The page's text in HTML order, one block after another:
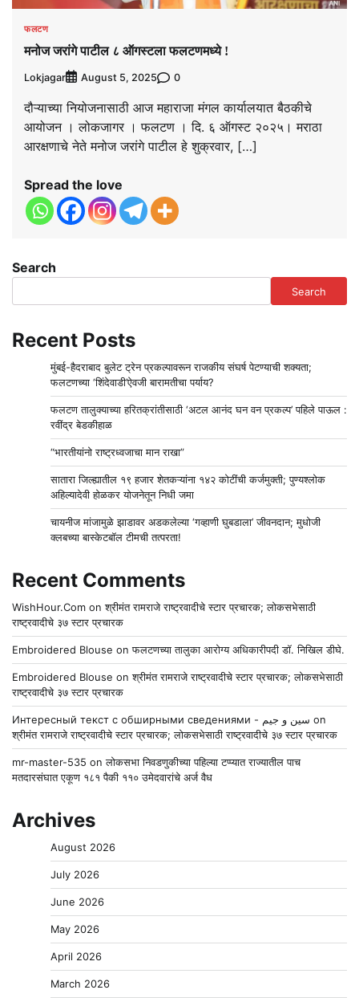
फलटण
मनोज जरांगे पाटील ८ ऑगस्टला फलटणमध्ये !
Lokjagar August 5, 2025 0
दौऱ्याच्या नियोजनासाठी आज महाराजा मंगल कार्यालयात बैठकीचे
आयोजन । लोकजागर । फलटण । दि. ६ ऑगस्ट २०२५। मराठा
आरक्षणाचे नेते मनोज जरांगे पाटील हे शुक्रवार, […]
Spread the love
Search
Search
Recent Posts
मुंबई-हैदराबाद बुलेट ट्रेन प्रकल्पावरून राजकीय संघर्ष पेटण्याची शक्यता;
फलटणच्या ‘शिंदेवाडी’ऐवजी बारामतीचा पर्याय?
फलटण तालुक्याच्या हरितक्रांतीसाठी ‘अटल आनंद घन वन प्रकल्प’ पहिले पाऊल :
रवींद्र बेडकीहाळ
“भारतीयांनो राष्ट्रध्वजाचा मान राखा”
सातारा जिल्ह्यातील १९ हजार शेतकऱ्यांना १४२ कोटींची कर्जमुक्ती; पुण्यश्लोक
अहिल्यादेवी होळकर योजनेतून निधी जमा
चायनीज मांजामुळे झाडावर अडकलेल्या ‘गव्हाणी घुबडाला’ जीवनदान; मुधोजी
क्लबच्या बास्केटबॉल टीमची तत्परता!
Recent Comments
WishHour.Com onश्रीमंत रामराजे राष्ट्रवादीचे स्टार प्रचारक; लोकसभेसाठी
राष्ट्रवादीचे ३७ स्टार प्रचारक
Embroidered Blouse onफलटणच्या तालुका आरोग्य अधिकारीपदी डॉ. निखिल डीघे.
Embroidered Blouse onश्रीमंत रामराजे राष्ट्रवादीचे स्टार प्रचारक; लोकसभेसाठी
राष्ट्रवादीचे ३७ स्टार प्रचारक
Интересный текст с обширными сведениями - سين و جيم on
श्रीमंत रामराजे राष्ट्रवादीचे स्टार प्रचारक; लोकसभेसाठी राष्ट्रवादीचे ३७ स्टार प्रचारक
mr-master-535 onलोकसभा निवडणुकीच्या पहिल्या टप्प्यात राज्यातील पाच
मतदारसंघात एकूण १८१ पैकी ११० उमेदवारांचे अर्ज वैध
Archives
August 2026
July 2026
June 2026
May 2026
April 2026
March 2026